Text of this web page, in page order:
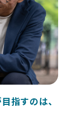
指すのは、